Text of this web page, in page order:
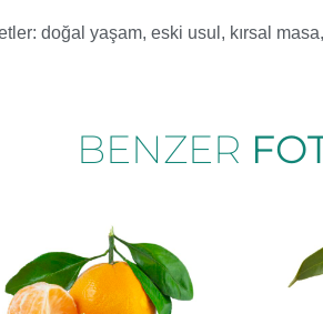
doğal yaşam, eski usul , kırsal masa,
BENZER